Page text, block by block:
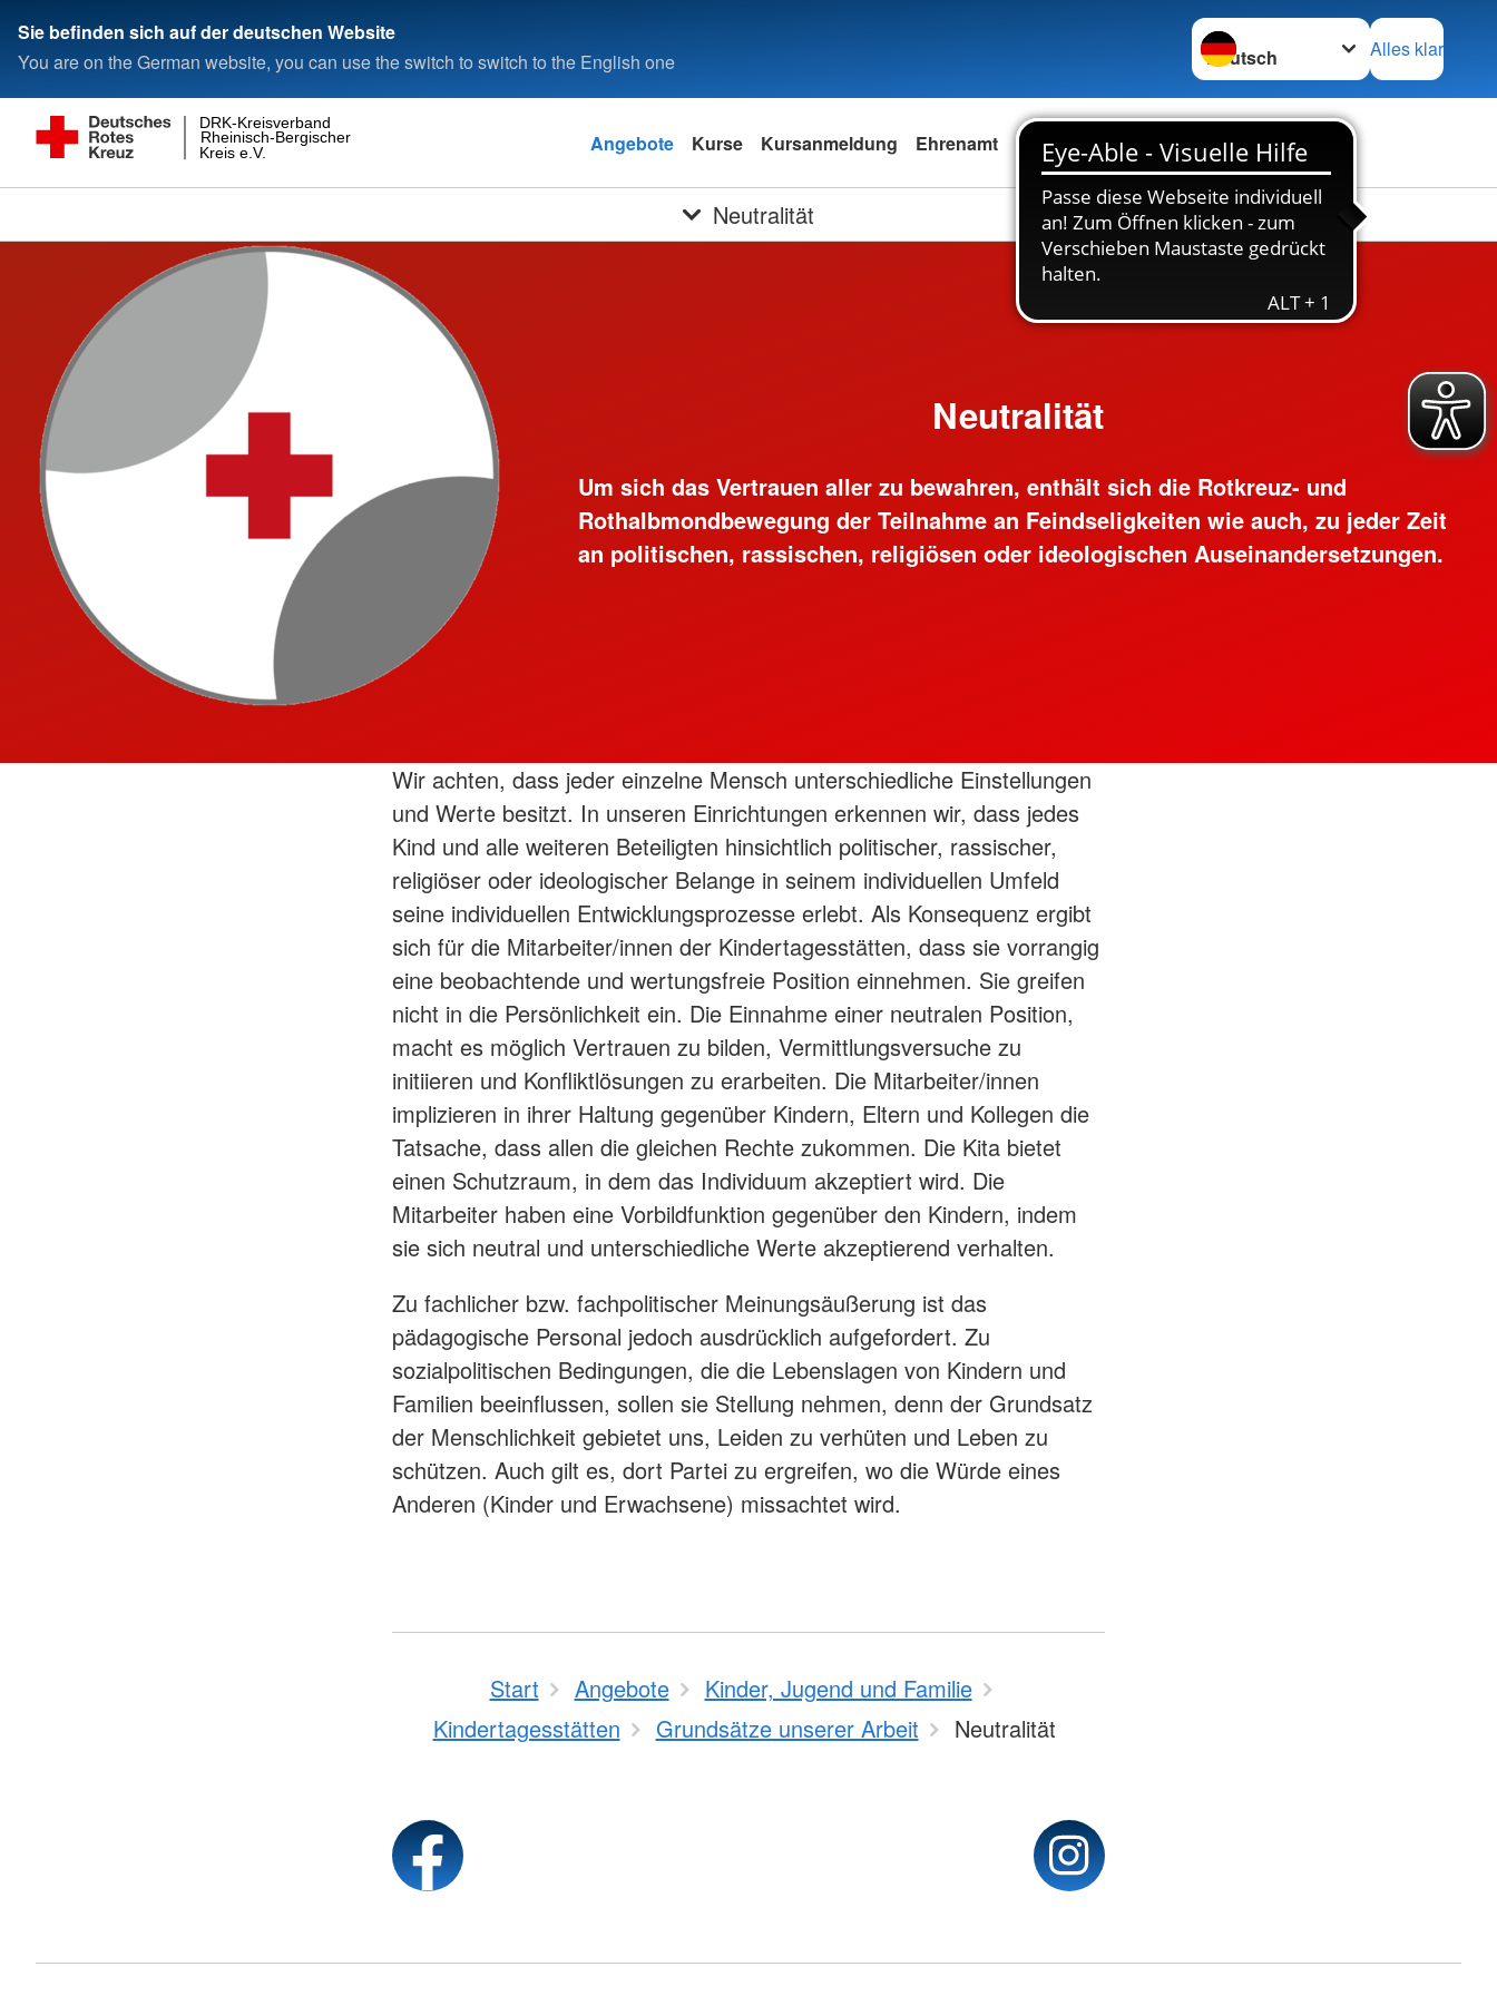
Sie befinden sich auf der deutschen Website
You are on the German website, you can use the switch to switch to the English one
Sprache wechseln zu
Alles klar
Kreis e.V.
Rheinisch-Bergischer
DRK-Kreisverband
Angebote Kurse Kursanmeldung Ehrenamt Stellenbörse Kontakt
Neutralität
Neutralität
Um sich das Vertrauen aller zu bewahren, enthält sich die Rotkreuz- und
Rothalbmondbewegung der Teilnahme an Feindseligkeiten wie auch, zu jeder Zeit
an politischen, rassischen, religiösen oder ideologischen Auseinandersetzungen.
Wir achten, dass jeder einzelne Mensch unterschiedliche Einstellungen
und Werte besitzt. In unseren Einrichtungen erkennen wir, dass jedes
Kind und alle weiteren Beteiligten hinsichtlich politischer, rassischer,
religiöser oder ideologischer Belange in seinem individuellen Umfeld
seine individuellen Entwicklungsprozesse erlebt. Als Konsequenz ergibt
sich für die Mitarbeiter/innen der Kindertagesstätten, dass sie vorrangig
eine beobachtende und wertungsfreie Position einnehmen. Sie greifen
nicht in die Persönlichkeit ein. Die Einnahme einer neutralen Position,
macht es möglich Vertrauen zu bilden, Vermittlungsversuche zu
initiieren und Konfliktlösungen zu erarbeiten. Die Mitarbeiter/innen
implizieren in ihrer Haltung gegenüber Kindern, Eltern und Kollegen die
Tatsache, dass allen die gleichen Rechte zukommen. Die Kita bietet
einen Schutzraum, in dem das Individuum akzeptiert wird. Die
Mitarbeiter haben eine Vorbildfunktion gegenüber den Kindern, indem
sie sich neutral und unterschiedliche Werte akzeptierend verhalten.
Zu fachlicher bzw. fachpolitischer Meinungsäußerung ist das
pädagogische Personal jedoch ausdrücklich aufgefordert. Zu
sozialpolitischen Bedingungen, die die Lebenslagen von Kindern und
Familien beeinflussen, sollen sie Stellung nehmen, denn der Grundsatz
der Menschlichkeit gebietet uns, Leiden zu verhüten und Leben zu
schützen. Auch gilt es, dort Partei zu ergreifen, wo die Würde eines
Anderen (Kinder und Erwachsene) missachtet wird.
Start Angebote
Kinder, Jugend und Familie
Kindertagesstätten
Grundsätze unserer Arbeit Neutralität